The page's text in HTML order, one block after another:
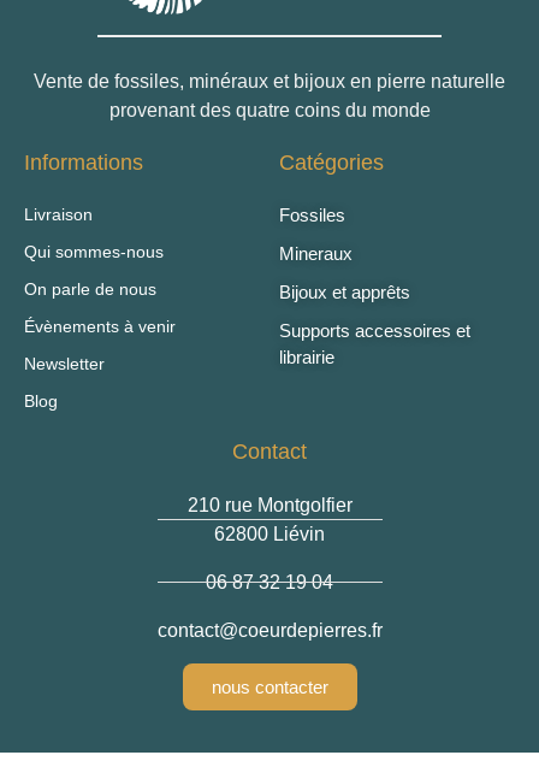
Vente de fossiles, minéraux et bijoux en pierre naturelle
provenant des quatre coins du monde
Informations
Livraison
Qui sommes-nous
On parle de nous
Évènements à venir
Newsletter
Blog
Catégories
Fossiles
Mineraux
Bijoux et apprêts
Supports accessoires et
librairie
Contact
210 rue Montgolfier
62800 Liévin
06 87 32 19 04
contact@coeurdepierres.fr
nous contacter